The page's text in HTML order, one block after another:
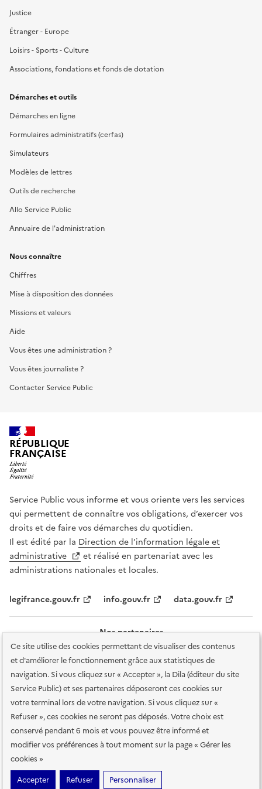
Ce site utilise des cookies permettant de visualiser des contenus
et d'améliorer le fonctionnement grâce aux statistiques de
navigation. Si vous cliquez sur « Accepter », la Dila (éditeur du site
Service Public) et ses partenaires déposeront ces cookies sur
votre terminal lors de votre navigation. Si vous cliquez sur «
Refuser », ces cookies ne seront pas déposés. Votre choix est
conservé pendant 6 mois et vous pouvez être informé et
modifier vos préférences à tout moment sur la page « Gérer les
cookies »
Accepter
Refuser Personnaliser
Justice
Étranger - Europe
Loisirs - Sports - Culture
Associations, fondations et fonds de dotation
Démarches et outils
Démarches en ligne
Formulaires administratifs (cerfas)
Simulateurs
Modèles de lettres
Outils de recherche
Allo Service Public
Annuaire de l'administration
Nous connaître
Chiffres
Mise à disposition des données
Missions et valeurs
Aide
Vous êtes une administration ?
Vous êtes journaliste ?
Contacter Service Public
RÉPUBLIQUE
FRANÇAISE
Service Public vous informe et vous oriente vers les services
qui permettent de connaître vos obligations, d’exercer vos
droits et de faire vos démarches du quotidien.
Il est édité par la Direction de l’information légale et
administrative
et réalisé en partenariat avec les
administrations nationales et locales.
legifrance.gouv.fr info.gouv.fr data.gouv.fr
Nos partenaires
Plan du site Accessibilité : totalement conforme
Accessibilité des
services en ligne Mentions légales Données personnelles et sécurité
Conditions générales d'utilisation Gestion des cookies
Sauf mention contraire, tous les contenus de ce site sont sous
etalab-2.0